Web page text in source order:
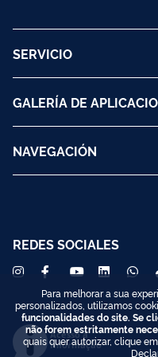
SERVICIO
GALERÍA DE
NAVEGACIÓN
REDES SOCIALES
Acesso à
Informação
Para melhorar a sua
personalizados, utilizamos
funcionalidades do site. Se
não forem estritamente
quais quer autorizar, clique